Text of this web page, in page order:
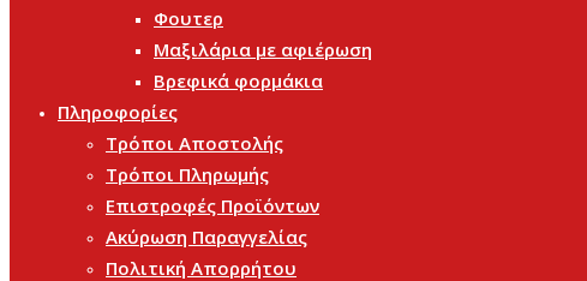
Φουτερ
Μαξιλάρια με αφιέρωση
Βρεφικά φορμάκια
Πληροφορίες
Τρόποι Αποστολής
Τρόποι Πληρωμής
Επιστροφές Προϊόντων
Ακύρωση Παραγγελίας
Πολιτική Απορρήτου